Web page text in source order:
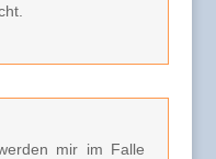
mir im Falle